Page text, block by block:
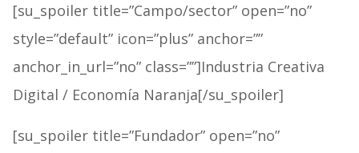
[su_spoiler title=”Campo/sector” open=”no”
style=”default” icon=”plus” anchor=””
anchor_in_url=”no” class=””]Industria Creativa
Digital / Economía Naranja[/su_spoiler]
[su_spoiler title=”Fundador” open=”no”